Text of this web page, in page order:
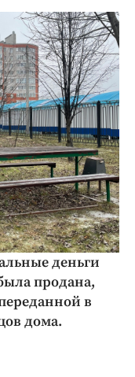
деньги
продана,
в
дома.